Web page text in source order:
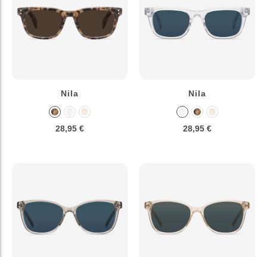
Nila
28,95 €
Nila
28,95 €